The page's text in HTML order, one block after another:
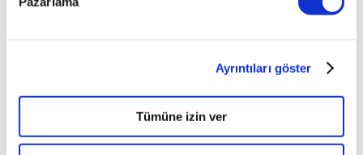
Ayrıntıları göster
Tümüne izin ver